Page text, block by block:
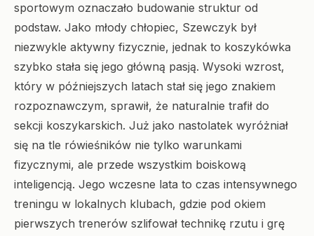
sportowym oznaczało budowanie struktur od
podstaw. Jako młody chłopiec, Szewczyk był
niezwykle aktywny fizycznie, jednak to koszykówka
szybko stała się jego główną pasją. Wysoki wzrost,
który w późniejszych latach stał się jego znakiem
rozpoznawczym, sprawił, że naturalnie trafił do
sekcji koszykarskich. Już jako nastolatek wyróżniał
się na tle rówieśników nie tylko warunkami
fizycznymi, ale przede wszystkim boiskową
inteligencją. Jego wczesne lata to czas intensywnego
treningu w lokalnych klubach, gdzie pod okiem
pierwszych trenerów szlifował technikę rzutu i grę